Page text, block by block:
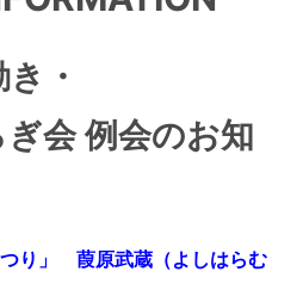
・
例会のお知
り」 葭原武蔵（よしはらむ